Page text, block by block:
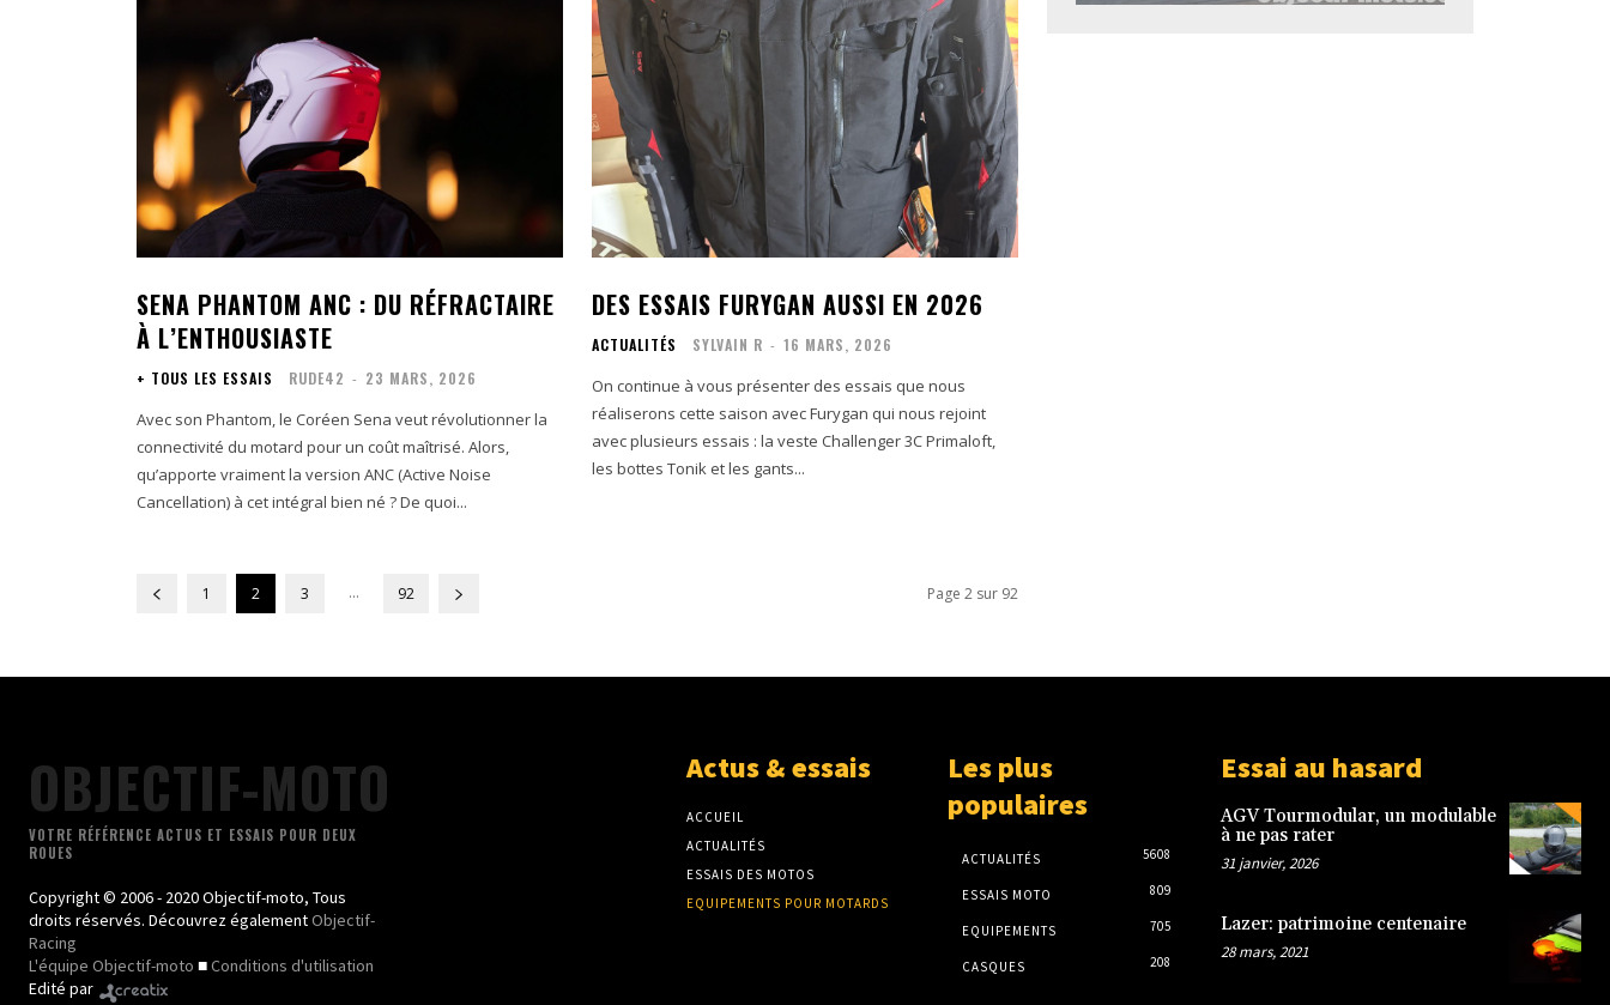
SENA PHANTOM ANC : DU RÉFRACTAIRE
À L’ENTHOUSIASTE
+ TOUS LES ESSAIS RUDE42 - 23 MARS, 2026
Avec son Phantom, le Coréen Sena veut révolutionner la
connectivité du motard pour un coût maîtrisé. Alors,
qu’apporte vraiment la version ANC (Active Noise
Cancellation) à cet intégral bien né ? De quoi...
DES ESSAIS FURYGAN AUSSI EN 2026
ACTUALITÉS SYLVAIN R - 16 MARS, 2026
On continue à vous présenter des essais que nous
réaliserons cette saison avec Furygan qui nous rejoint
avec plusieurs essais : la veste Challenger 3C Primaloft,
les bottes Tonik et les gants...
1 2 3 ... 92 Page 2 sur 92
OBJECTIF-MOTO
VOTRE RÉFÉRENCE ACTUS ET ESSAIS POUR DEUX
ROUES
Copyright © 2006 - 2020 Objectif-moto, Tous
droits réservés. Découvrez égalementObjectif-
Racing
L'équipe Objectif-moto ■Conditions d'utilisation
Edité par
Actus & essais
ACCUEIL
ACTUALITÉS
ESSAIS DES MOTOS
EQUIPEMENTS POUR MOTARDS
Les plus
populaires
ACTUALITÉS 5608
ESSAIS MOTO 809
EQUIPEMENTS 705
CASQUES 208
Essai au hasard
AGV Tourmodular, un modulable
à ne pas rater
31 janvier, 2026
Lazer: patrimoine centenaire
28 mars, 2021